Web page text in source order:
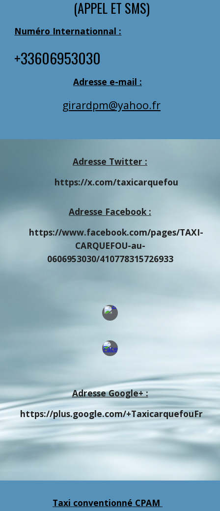
(APPEL ET SMS)
Numéro Internationnal :
+33606953030
Adresse e-mail :
girardpm@yahoo.fr
Adresse Twitter :
https://x.com/taxicarquefou
Adresse Facebook :
https://www.facebook.com/pages/TAXI-
CARQUEFOU-au-
0606953030/410778315726933
Adresse Google+ :
https://plus.google.com/+TaxicarquefouFr
Taxi conventionné CPAM